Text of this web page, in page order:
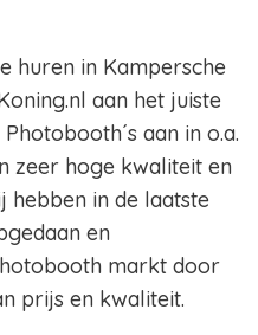
huren in Kampersche
aan het juiste
aan in o.a.
zeer hoge kwaliteit en
hebben in de laatste
en
markt door
prijs en kwaliteit.